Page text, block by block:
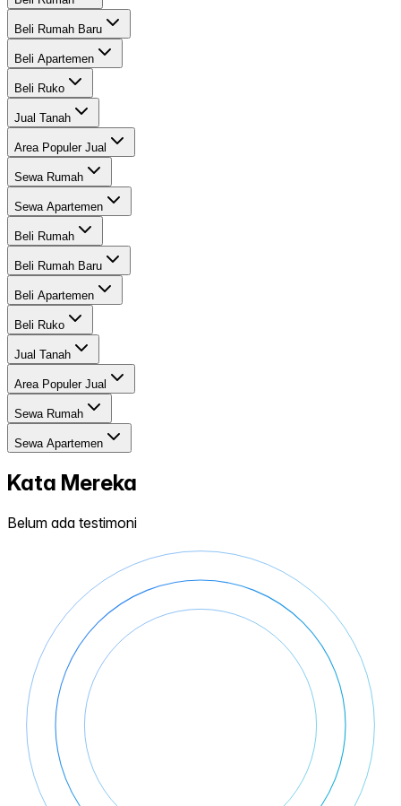
Beli Rumah Baru
Beli Apartemen
Beli Ruko
Jual Tanah
Area Populer Jual
Sewa Rumah
Sewa Apartemen
Beli Rumah
Beli Rumah Baru
Beli Apartemen
Beli Ruko
Jual Tanah
Area Populer Jual
Sewa Rumah
Sewa Apartemen
Kata Mereka
Belum ada testimoni